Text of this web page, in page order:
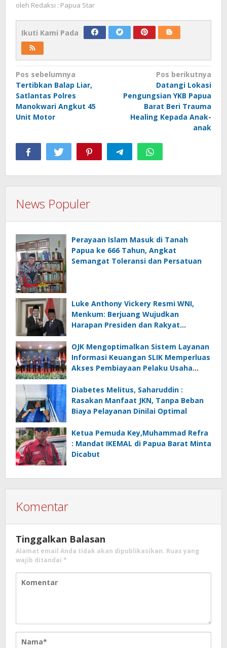
oleh Redaksi : Papua Star
Ikuti Kami Pada
Navigasi
pos
Pos sebelumnya
Tertibkan Balap Liar,
Satlantas Polres
Manokwari Angkut 45
Unit Motor
Pos berikutnya
Datangi Lokasi
Pengungsian YKB Papua
Barat Beri Trauma
Healing Kepada Anak-
anak
News Populer
Perayaan Islam Masuk di Tanah
Papua ke 666 Tahun, Angkat
Semangat Toleransi dan Persatuan
Luke Anthony Vickery Resmi WNI,
Menkum: Berjuang Wujudkan
Harapan Presiden dan Rakyat
OJK Mengoptimalkan Sistem Layanan
Informasi Keuangan SLIK Memperluas
Akses Pembiayaan Pelaku Usaha
Diabetes Melitus, Saharuddin :
Rasakan Manfaat JKN, Tanpa Beban
Biaya Pelayanan Dinilai Optimal
Ketua Pemuda Key,Muhammad Refra
: Mandat IKEMAL di Papua Barat Minta
Dicabut
Komentar
Tinggalkan Balasan
Alamat email Anda tidak akan dipublikasikan. Ruas yang
wajib ditandai *